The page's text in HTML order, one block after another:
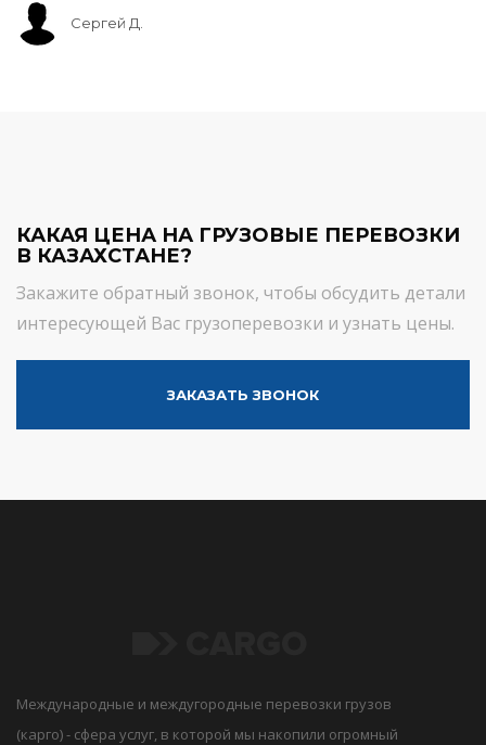
Сергей Д.
КАКАЯ ЦЕНА НА ГРУЗОВЫЕ ПЕРЕВОЗКИ
В КАЗАХСТАНЕ?
Закажите обратный звонок, чтобы обсудить детали
интересующей Вас грузоперевозки и узнать цены.
ЗАКАЗАТЬ ЗВОНОК
Международные и междугородные перевозки грузов
(карго) - сфера услуг, в которой мы накопили огромный